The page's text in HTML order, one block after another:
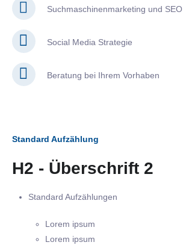
Suchmaschinenmarketing und SEO
Social Media Strategie
Beratung bei Ihrem Vorhaben
Standard Aufzählung
H2 - Überschrift 2
Standard Aufzählungen
Lorem ipsum
Lorem ipsum